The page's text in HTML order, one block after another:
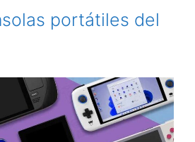
portátiles del